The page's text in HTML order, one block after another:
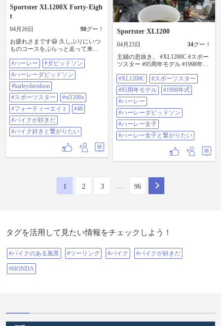
Sportster XL1200X Forty-Eigh
t
04月26日 98グー！
お疲れさまです😃 久しぶりにいつ
ものコースをぷらっと走って来た
ンTにTシャツで出たら 寒かった〜
🥶 挙げ句の果てに こうざきで温か
いコーヒー飲もうと思ったら 工事
は だいぶ進んで 駐車場とバイク置
き場が綺麗になってだけど 自販機
にHOTは無いし コンビニもやって
なかった⤵️ 最初から 素直に家に戻
って 1枚羽織って来れば良かったで
す…😮‍💨 #ハーレー #ダビッドソン #
ハーレーダビッドソン
#harleydavidson #スポーツスター
#ハーレー
#ダビッドソン
#ハーレーダビッドソン
#harleydavidson
#スポーツスター
#xl1200x
#フォーティーエイト
#48
#バイクが好きだ
#バイク好きと繋がりたい
Sportster XL1200
04月23日 34グー！
主婦の息抜き。 #XL1200C #スポー
ツスター #95周年モデル #1998年式
#ハーレー女子 #ハーレー女子と繋
がりたい
#XL1200C
#スポーツスター
#95周年モデル
#1998年式
#ハーレー
#ハーレーダビッドソン
#ハーレー女子
#ハーレー女子と繋がりたい
1 2 3 … 96
タグを活用して見たい情報をチェックしよう！
#バイクのある風景 #ツーリング #バイク #バイクが好きだ
#HONDA